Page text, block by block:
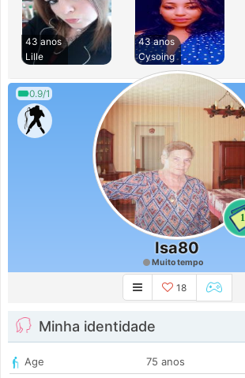
43 anos
Lille
43 anos
Cysoing
0.9/1
1
Isa80
Muito tempo
18
Minha identidade
Age
75 anos